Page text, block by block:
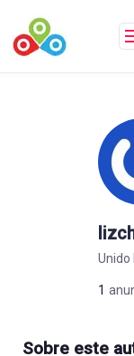
contenido
Unido
1
Sobre este